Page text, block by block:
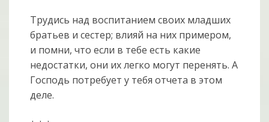
Трудись над воспитанием своих младших
братьев и сестер; влияй на них примером,
и помни, что если в тебе есть какие
недостатки, они их легко могут перенять. А
Господь потребует у тебя отчета в этом
деле.